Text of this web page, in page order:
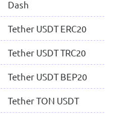
Dash
Tether USDT ERC20
Tether USDT TRC20
Tether USDT BEP20
Tether TON USDT